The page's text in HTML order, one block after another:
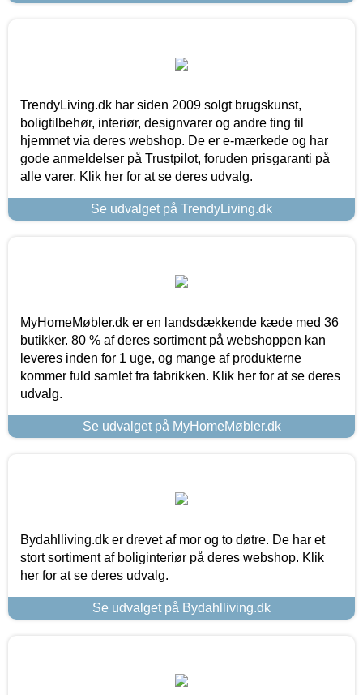
TrendyLiving.dk har siden 2009 solgt brugskunst,
boligtilbehør, interiør, designvarer og andre ting til
hjemmet via deres webshop. De er e-mærkede og har
gode anmeldelser på Trustpilot, foruden prisgaranti på
alle varer. Klik her for at se deres udvalg.
Se udvalget på TrendyLiving.dk
MyHomeMøbler.dk er en landsdækkende kæde med 36
butikker. 80 % af deres sortiment på webshoppen kan
leveres inden for 1 uge, og mange af produkterne
kommer fuld samlet fra fabrikken. Klik her for at se deres
udvalg.
Se udvalget på MyHomeMøbler.dk
Bydahlliving.dk er drevet af mor og to døtre. De har et
stort sortiment af boliginteriør på deres webshop. Klik
her for at se deres udvalg.
Se udvalget på Bydahlliving.dk